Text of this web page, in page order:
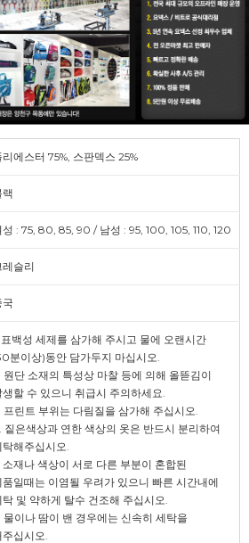
리에스터 75%, 스판덱스 25%
랙
성 : 75, 80, 85, 90 / 남성 : 95, 100, 105, 110, 120
레슬리
국
표백성 세제를 삼가해 주시고 물에 오랜시간
분이상)동안 담가두지 마십시오.
원단 소재의 특성상 마찰 등에 의해 올뜯김이
생할 수 있으니 취급시 주의하세요.
프린트 부위는 다림질을 삼가해 주십시오.
짙은색상과 연한 색상의 옷은 반드시 분리하여
해주십시오.
소재나 색상이 서로 다른 부분이 혼합된
품일때는 이염될 우려가 있으니 빠른 시간내에
탁 및 약하게 탈수 건조해 주십시오.
물이나 땀이 밴 경우에는 신속히 세탁을
십시오.